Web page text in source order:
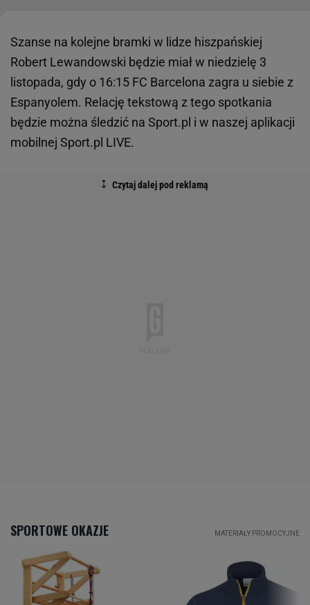
Szanse na kolejne bramki w lidze hiszpańskiej
Robert Lewandowski będzie miał w niedzielę 3
listopada, gdy o 16:15 FC Barcelona zagra u siebie z
Espanyolem. Relację tekstową z tego spotkania
będzie można śledzić na Sport.pl i w naszej aplikacji
mobilnej Sport.pl LIVE.